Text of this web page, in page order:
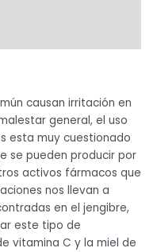
causan irritación en
general, el uso
esta muy cuestionado
se pueden producir por
activos fármacos que
nos llevan a
en el jengibre,
este tipo de
vitamina C y la miel de